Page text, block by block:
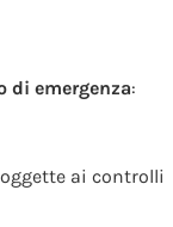
di emergenza:
ai controlli